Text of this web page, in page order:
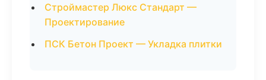
Строймастер Люкс Стандарт —
Проектирование
ПСК Бетон Проект — Укладка плитки